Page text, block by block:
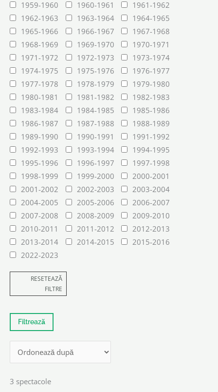
1959-1960
1960-1961
1961-1962
1962-1963
1963-1964
1964-1965
1965-1966
1966-1967
1967-1968
1968-1969
1969-1970
1970-1971
1971-1972
1972-1973
1973-1974
1974-1975
1975-1976
1976-1977
1977-1978
1978-1979
1979-1980
1980-1981
1981-1982
1982-1983
1983-1984
1984-1985
1985-1986
1986-1987
1987-1988
1988-1989
1989-1990
1990-1991
1991-1992
1992-1993
1993-1994
1994-1995
1995-1996
1996-1997
1997-1998
1998-1999
1999-2000
2000-2001
2001-2002
2002-2003
2003-2004
2004-2005
2005-2006
2006-2007
2007-2008
2008-2009
2009-2010
2010-2011
2011-2012
2012-2013
2013-2014
2014-2015
2015-2016
2022-2023
RESETEAZĂ
FILTRE
3 spectacole